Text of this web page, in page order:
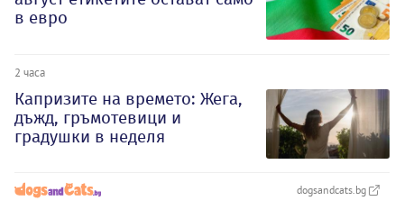
в евро
2 часа
Капризите на времето: Жега,
дъжд, гръмотевици и
градушки в неделя
dogsandcats.bg